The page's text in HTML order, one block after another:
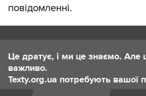
повідомленні.
Це дратує, і ми це знаємо. Але
важливо.
Texty.org.ua потребують вашої